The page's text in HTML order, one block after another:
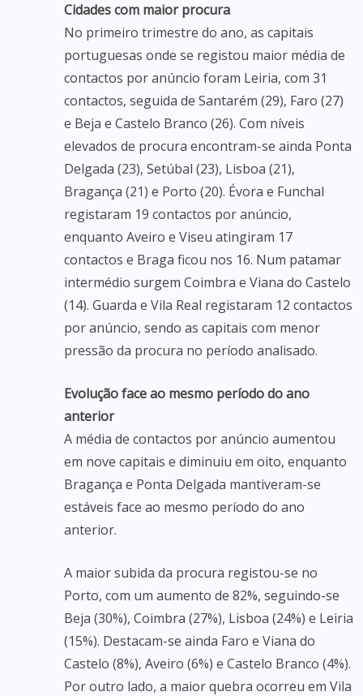
Cidades com maior procura
No primeiro trimestre do ano, as capitais
portuguesas onde se registou maior média de
contactos por anúncio foram Leiria, com 31
contactos, seguida de Santarém (29), Faro (27)
e Beja e Castelo Branco (26). Com níveis
elevados de procura encontram-se ainda Ponta
Delgada (23), Setúbal (23), Lisboa (21),
Bragança (21) e Porto (20). Évora e Funchal
registaram 19 contactos por anúncio,
enquanto Aveiro e Viseu atingiram 17
contactos e Braga ficou nos 16. Num patamar
intermédio surgem Coimbra e Viana do Castelo
(14). Guarda e Vila Real registaram 12 contactos
por anúncio, sendo as capitais com menor
pressão da procura no período analisado.
Evolução face ao mesmo período do ano
anterior
A média de contactos por anúncio aumentou
em nove capitais e diminuiu em oito, enquanto
Bragança e Ponta Delgada mantiveram-se
estáveis face ao mesmo período do ano
anterior.
A maior subida da procura registou-se no
Porto, com um aumento de 82%, seguindo-se
Beja (30%), Coimbra (27%), Lisboa (24%) e Leiria
(15%). Destacam-se ainda Faro e Viana do
Castelo (8%), Aveiro (6%) e Castelo Branco (4%).
Por outro lado, a maior quebra ocorreu em Vila